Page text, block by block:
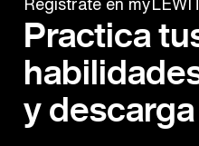
Practica
y